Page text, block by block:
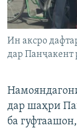
Ин аксро
дар Панҷакент
дар шаҳри
ба гуфтаашон,